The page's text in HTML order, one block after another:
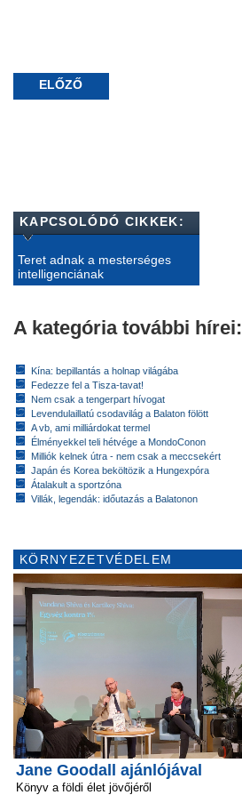
ELŐZŐ
KAPCSOLÓDÓ CIKKEK:
Teret adnak a mesterséges
intelligenciának
A kategória további hírei:
Kína: bepillantás a holnap világába
Fedezze fel a Tisza-tavat!
Nem csak a tengerpart hívogat
Levendulaillatú csodavilág a Balaton fölött
A vb, ami milliárdokat termel
Élményekkel teli hétvége a MondoConon
Milliók kelnek útra - nem csak a meccsekért
Japán és Korea beköltözik a Hungexpóra
Átalakult a sportzóna
Villák, legendák: időutazás a Balatonon
KÖRNYEZETVÉDELEM
Jane Goodall ajánlójával
Könyv a földi élet jövőjéről